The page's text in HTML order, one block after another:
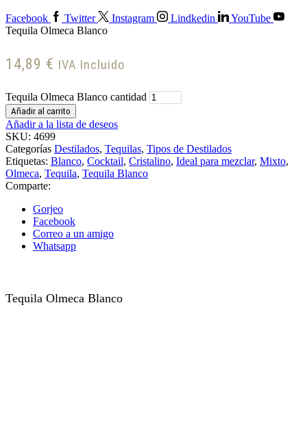
Facebook Twitter Instagram Lindkedin
YouTube
Tequila Olmeca Blanco
14,89 € IVA Incluido
Tequila Olmeca Blanco cantidad
Añadir al carrito
Añadir a la lista de deseos
SKU: 4699
Categorías Destilados, Tequilas, Tipos de Destilados
Etiquetas: Blanco, Cocktail, Cristalino, Ideal para mezclar, Mixto,
Olmeca, Tequila, Tequila Blanco
Comparte:
Gorjeo
Facebook
Correo a un amigo
Whatsapp
Tequila Olmeca Blanco